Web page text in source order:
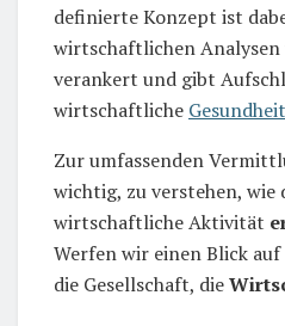
definierte Konzept ist
wirtschaftlichen
verankert und gibt
wirtschaftliche Gesundheit
Zur umfassenden
wichtig, zu verstehen, wie
wirtschaftliche Aktivität
Werfen wir einen Blick
die Gesellschaft, die